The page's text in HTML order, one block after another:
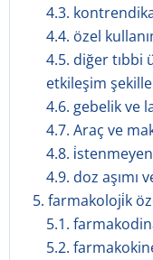
4.3.
4.4. özel
4.5. diğer tıbbi
etkileşim
4.6. gebelik ve
4.7. Araç ve
4.8.
4.9. doz aşımı
5. farmakoloji̇k
5.1.
5.2.